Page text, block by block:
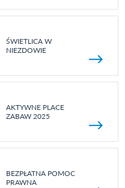
ŚWIETLICA W
NIEZDOWIE
AKTYWNE PLACE
ZABAW 2025
BEZPŁATNA POMOC
PRAWNA